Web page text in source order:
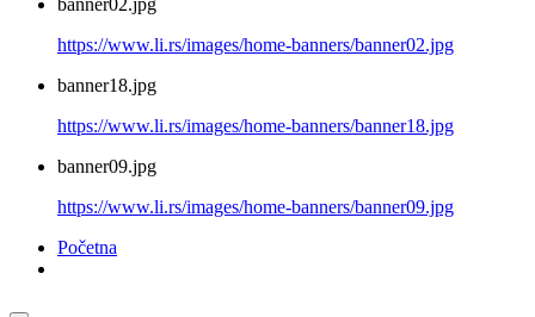
banner02.jpg
https://www.li.rs/images/home-banners/banner02.jpg
banner18.jpg
https://www.li.rs/images/home-banners/banner18.jpg
banner09.jpg
https://www.li.rs/images/home-banners/banner09.jpg
Početna